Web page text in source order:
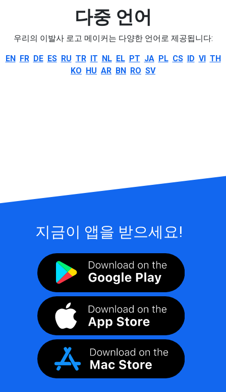
다중 언어
우리의 이발사 로고 메이커는 다양한 언어로 제공됩니다:
EN FR DE ES RU TR IT NL EL PT JA PL CS ID VI TH
KO HU AR BN RO SV
지금이 앱을 받으세요!